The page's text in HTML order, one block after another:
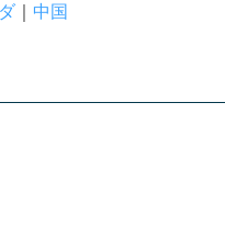
選ぶ方法
｜ 中国